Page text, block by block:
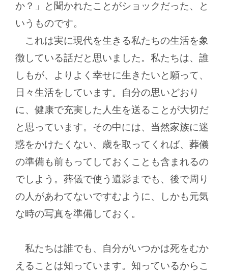
か？」と聞かれたことがショックだった、と
いうものです。
これは実に現代を生きる私たちの生活を象
徴している話だと思いました。私たちは、誰
しもが、よりよく幸せに生きたいと願って、
日々生活をしています。自分の思いどおり
に、健康で充実した人生を送ることが大切だ
と思っています。その中には、当然家族に迷
惑をかけたくない、歳を取ってくれば、葬儀
の準備も前もってしておくことも含まれるの
でしよう。葬儀で使う遺影までも、後で周り
の人があわてないですむように、しかも元気
な時の写真を準備しておく。
私たちは誰でも、自分がいつかは死をむか
えることは知っています。知っているからこ